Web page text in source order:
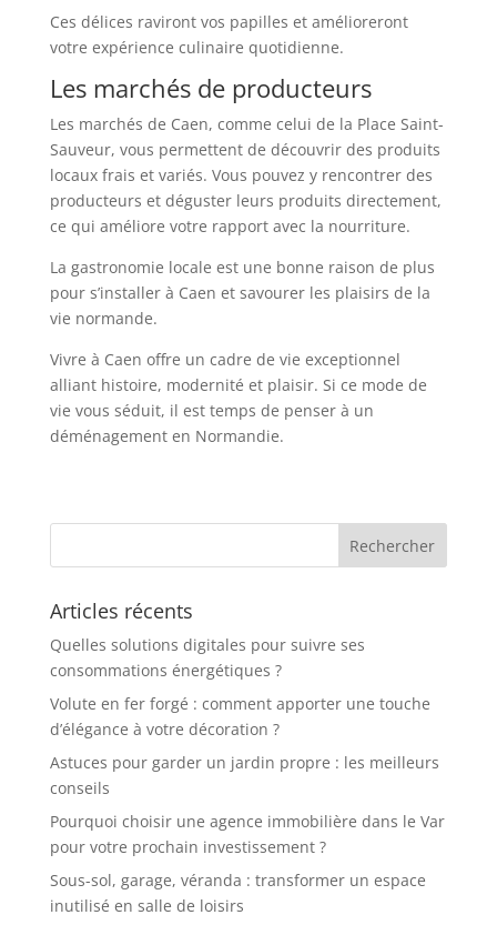
Ces délices raviront vos papilles et amélioreront
votre expérience culinaire quotidienne.
Les marchés de producteurs
Les marchés de Caen, comme celui de la Place Saint-
Sauveur, vous permettent de découvrir des produits
locaux frais et variés. Vous pouvez y rencontrer des
producteurs et déguster leurs produits directement,
ce qui améliore votre rapport avec la nourriture.
La gastronomie locale est une bonne raison de plus
pour s’installer à Caen et savourer les plaisirs de la
vie normande.
Vivre à Caen offre un cadre de vie exceptionnel
alliant histoire, modernité et plaisir. Si ce mode de
vie vous séduit, il est temps de penser à un
déménagement en Normandie.
Articles récents
Quelles solutions digitales pour suivre ses
consommations énergétiques ?
Volute en fer forgé : comment apporter une touche
d’élégance à votre décoration ?
Astuces pour garder un jardin propre : les meilleurs
conseils
Pourquoi choisir une agence immobilière dans le Var
pour votre prochain investissement ?
Sous-sol, garage, véranda : transformer un espace
inutilisé en salle de loisirs